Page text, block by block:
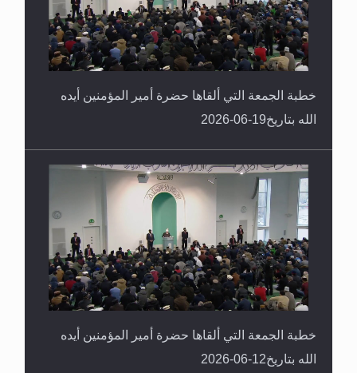
خطبة الجمعة التي ألقاها حضرة أمير المؤمنين أيده
الله بتاريخ19-06-2026
خطبة الجمعة التي ألقاها حضرة أمير المؤمنين أيده
الله بتاريخ12-06-2026